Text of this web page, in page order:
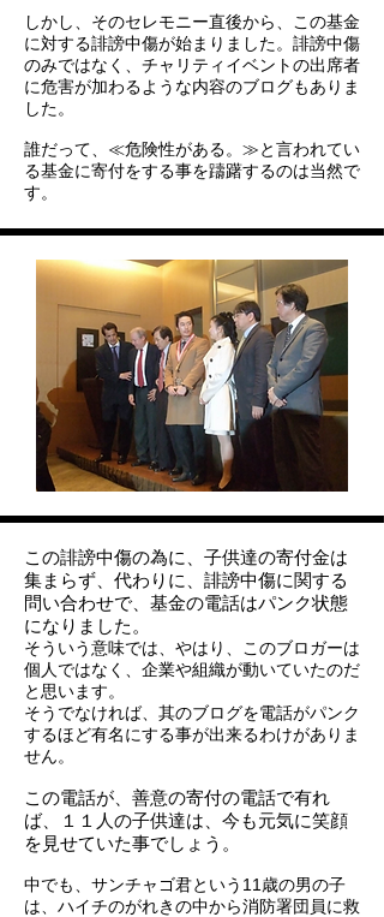
しかし、そのセレモニー直後から、この基金
に対する誹謗中傷が始まりました。 誹謗中傷
のみではなく、チャリティイベントの出席者
に危害が加わるような内容のブログもありま
した。
誰だって、≪危険性がある。≫と言われてい
る基金に寄付をする事を躊躇するのは当然で
す。
この誹謗中傷の為に、子供達の寄付金は
集まらず、代わりに、誹謗中傷に関する
問い合わせで、基金の電話はパンク状態
になりました。
そういう意味では、やはり、このブロガーは
個人ではなく、企業や組織が動いていたのだ
と思います。
そうでなければ、其のブログを電話がパンク
するほど有名にする事が出来るわけがありま
せん。
この電話が、善意の寄付の電話で有れ
ば、１１人の子供達は、今も元気に笑顔
を見せていた事でしょう。
中でも、サンチャゴ君という11歳の男の子
は、ハイチのがれきの中から消防署団員に救